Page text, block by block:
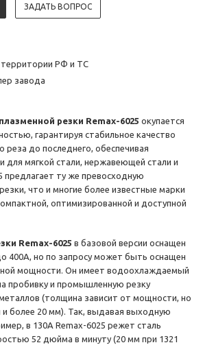
ЗАДАТЬ ВОПРОС
территории РФ и ТС
завода
резки Remax-6025 окупается
гарантируя стабильное качество
реза до последнего, обеспечивая
для мягкой стали, нержавеющей стали и
предлагает ту же превосходную
что и многие более известные марки
оптимизированной и доступной
Remax-6025 в базовой версии оснащен
400А, но по запросу может быть оснащен
мощности. Он имеет водоохлаждаемый
пробивку и промышленную резку
(толщина зависит от мощности, но
и более 20 мм). Так, выдавая выходную
в 130А Remax-6025 режет сталь
52 дюйма в минуту (20 мм при 1321